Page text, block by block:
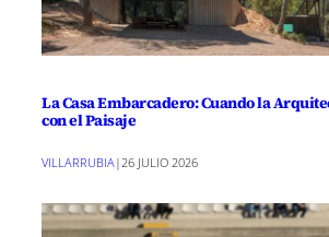
La Casa Embarcadero: Cuando la
con el Paisaje
VILLARRUBIA | 26 JULIO 2026